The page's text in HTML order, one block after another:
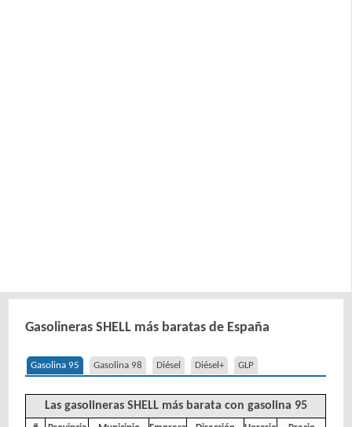
Gasolineras SHELL más baratas de España
Gasolina 95 Gasolina 98 Diésel Diésel+ GLP
Las gasolineras SHELL más barata con gasolina 95